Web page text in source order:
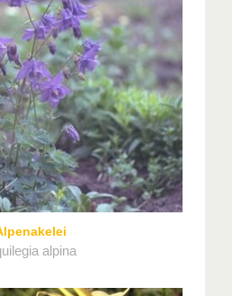
alpina